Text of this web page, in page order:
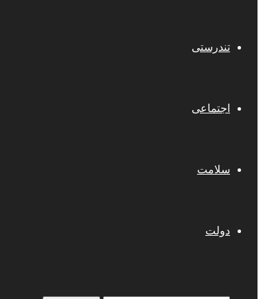
تندرستی
اجتماعی
سلامت
دولت